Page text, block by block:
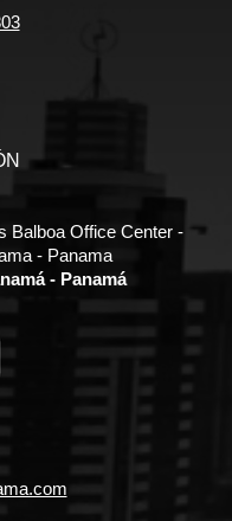
Balboa Office Center -
- Panama
- Panamá